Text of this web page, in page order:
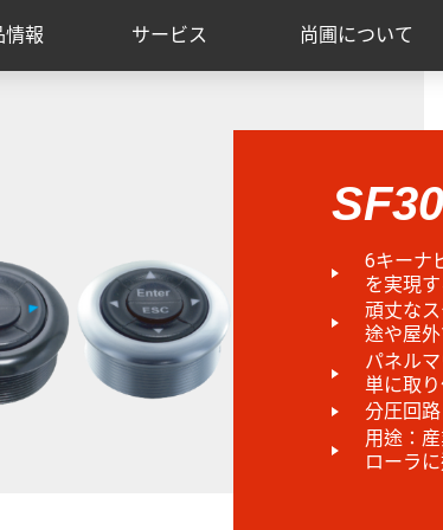
情報 サービス 尚圃について
6キーナ
を実現
頑丈な
途や屋
パネル
単に取
分圧回
用途：
ローラ